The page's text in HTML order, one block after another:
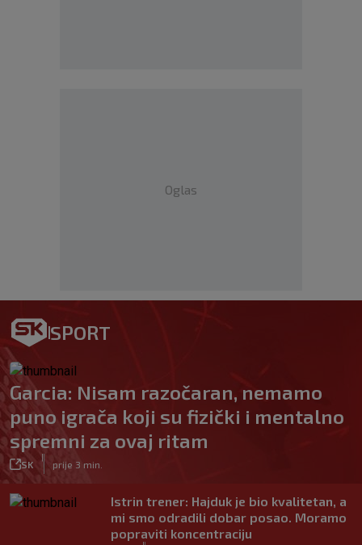
Oglas
SPORT
Garcia: Nisam razočaran, nemamo
puno igrača koji su fizički i mentalno
spremni za ovaj ritam
SK prije 3 min.
Istrin trener: Hajduk je bio kvalitetan, a
mi smo odradili dobar posao. Moramo
popraviti koncentraciju